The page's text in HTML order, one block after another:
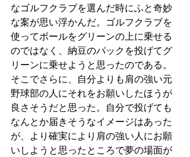
なゴルフクラブを選んだ時にふと奇妙
な案が思い浮かんだ。ゴルフクラブを
使ってボールをグリーンの上に乗せる
のではなく、納豆のパックを投げてグ
リーンに乗せようと思ったのである。
そこでさらに、自分よりも肩の強い元
野球部の人にそれをお願いしたほうが
良さそうだと思った。自分で投げても
なんとか届きそうなイメージはあった
が、より確実により肩の強い人にお願
いしようと思ったところで夢の場面が